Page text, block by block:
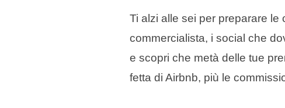
Ti alzi alle sei per preparare le
commercialista, i social che
e scopri che metà delle tue
fetta di Airbnb, più le